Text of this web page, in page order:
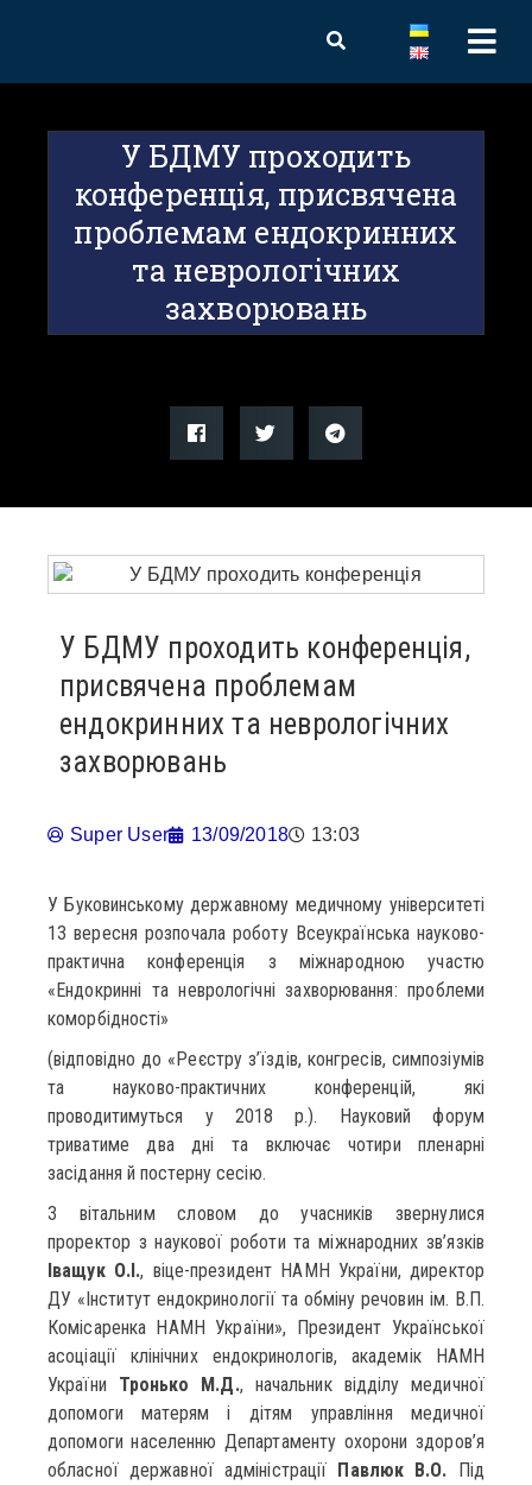
У БДМУ проходить
конференція, присвячена
проблемам ендокринних
та неврологічних
захворювань
У БДМУ проходить конференція,
присвячена проблемам
ендокринних та неврологічних
захворювань
Super User 13/09/2018 13:03
У Буковинському державному медичному університеті
13 вересня розпочала роботу Всеукраїнська науково-
практична конференція з міжнародною участю
«Ендокринні та неврологічні захворювання: проблеми
коморбідності»
(відповідно до «Реєстру з’їздів, конгресів, симпозіумів
та науково-практичних конференцій, які
проводитимуться у 2018 р.). Науковий форум
триватиме два дні та включає чотири пленарні
засідання й постерну сесію.
З вітальним словом до учасників звернулися
проректор з наукової роботи та міжнародних зв’язків
Іващук О.І., віце-президент НАМН України, директор
ДУ «Інститут ендокринології та обміну речовин ім. В.П.
Комісаренка НАМН України», Президент Української
асоціації клінічних ендокринологів, академік НАМН
України Тронько М.Д., начальник відділу медичної
допомоги матерям і дітям управління медичної
допомоги населенню Департаменту охорони здоров’я
обласної державної адміністрації Павлюк В.О. Під